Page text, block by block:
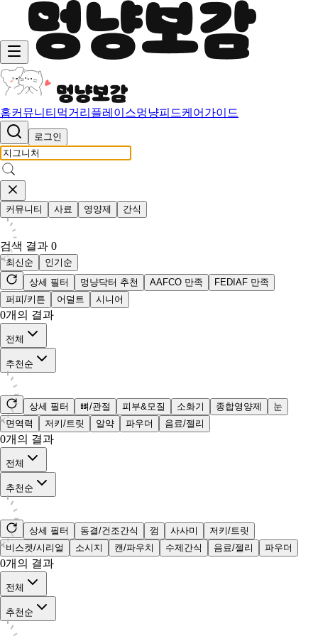
홈커뮤니티 먹거리 플레이스멍냥피드케어가이드
로그인
커뮤니티 사료 영양제 간식
검색 결과 0
최신순
인기순
상세 필터
멍냥닥터 추천 AAFCO 만족
FEDIAF 만족
퍼피/키튼
어덜트 시니어
0개의 결과
전체
추천순
상세 필터 뼈/관절 피부&모질 소화기 종합영양제
눈
면역력
저키/트릿 알약 파우더 음료/젤리
0개의 결과
전체
추천순
상세 필터 동결/건조간식 껌 사사미
저키/트릿
비스켓/시리얼
소시지 캔/파우치 수제간식 음료/젤리 파우더
0개의 결과
전체
추천순